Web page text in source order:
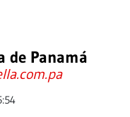
de Panamá